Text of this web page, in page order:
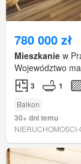
780 000 zł
Mieszkanie w
Województwo
3 1
Balkon
30+ dni temu